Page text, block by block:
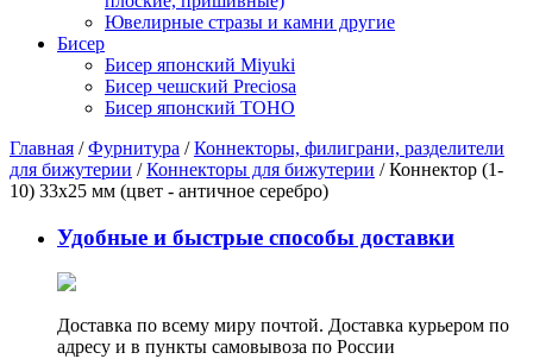
Ювелирные стразы и камни другие
Бисер
Бисер японский Miyuki
Бисер чешский Preciosa
Бисер японский TOHO
Главная /Фурнитура /Коннекторы, филиграни, разделители
для бижутерии /Коннекторы для бижутерии / Коннектор (1-
10) 33х25 мм (цвет - античное серебро)
Удобные и быстрые способы доставки
Доставка по всему миру почтой. Доставка курьером по
адресу и в пункты самовывоза по России